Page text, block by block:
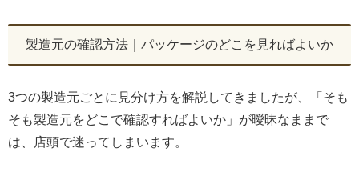
製造元の確認方法｜パッケージのどこを見ればよいか
3つの製造元ごとに見分け方を解説してきましたが、「そも
そも製造元をどこで確認すればよいか」が曖昧なままで
は、店頭で迷ってしまいます。